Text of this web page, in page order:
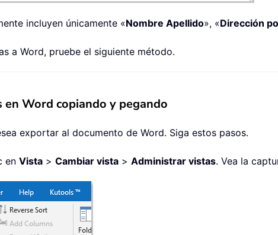
incluyen únicamente «Nombre Apellido», «Dirección
a Word, pruebe el siguiente método.
Word copiando y pegando
exportar al documento de Word. Siga estos pasos.
en Vista > Cambiar vista > Administrar vistas. Vea la